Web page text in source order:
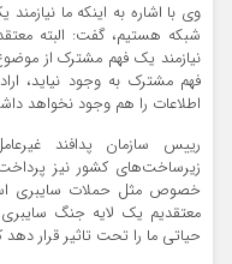
وی با اشاره به اینکه ما
شبکه هستیم، گفت: البته
نیازمند یک فهم مشترک از
فهم مشترک به وجود نیاید،
اطلاعات را هم وجود نخواهد
رییس سازمان پدافند
زیرساخت‌های کشور نیز
خصوص مثل حملات سایبری
معتقدیم یک لایه جنگ
حیاتی ما را تحت تاثیر قرار دهد